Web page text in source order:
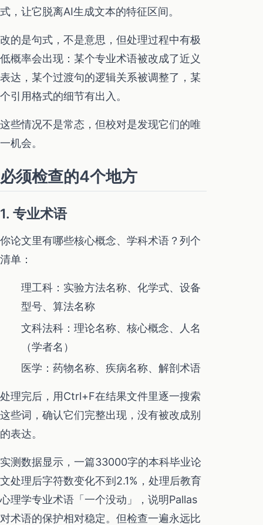
式，让它脱离AI生成文本的特征区间。
改的是句式，不是意思，但处理过程中有极
低概率会出现：某个专业术语被改成了近义
表达，某个过渡句的逻辑关系被调整了，某
个引用格式的细节有出入。
这些情况不是常态，但校对是发现它们的唯
一机会。
必须检查的4个地方
1. 专业术语
你论文里有哪些核心概念、学科术语？列个
清单：
理工科：实验方法名称、化学式、设备
型号、算法名称
文科法科：理论名称、核心概念、人名
（学者名）
医学：药物名称、疾病名称、解剖术语
处理完后，用Ctrl+F在结果文件里逐一搜索
这些词，确认它们完整出现，没有被改成别
的表达。
实测数据显示，一篇33000字的本科毕业论
文处理后字符数变化不到2.1%，处理后教育
心理学专业术语「一个没动」，说明Pallas
对术语的保护相对稳定。但检查一遍永远比